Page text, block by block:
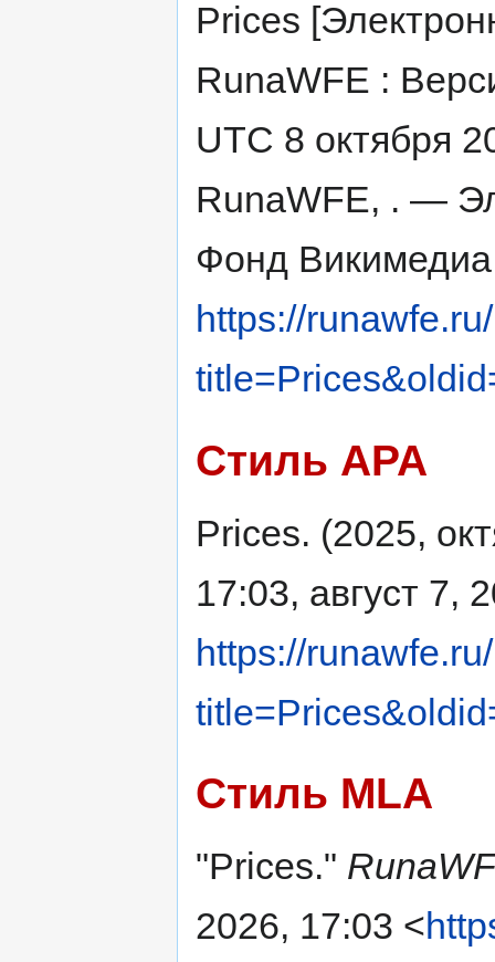
Prices
RunaWFE :
UTC 8 октября
RunaWFE, . —
Фонд
https://
Стиль APA
Prices. (2025,
17:03, август 7,
https://
Стиль MLA
"Prices."
2026, 17:03 <